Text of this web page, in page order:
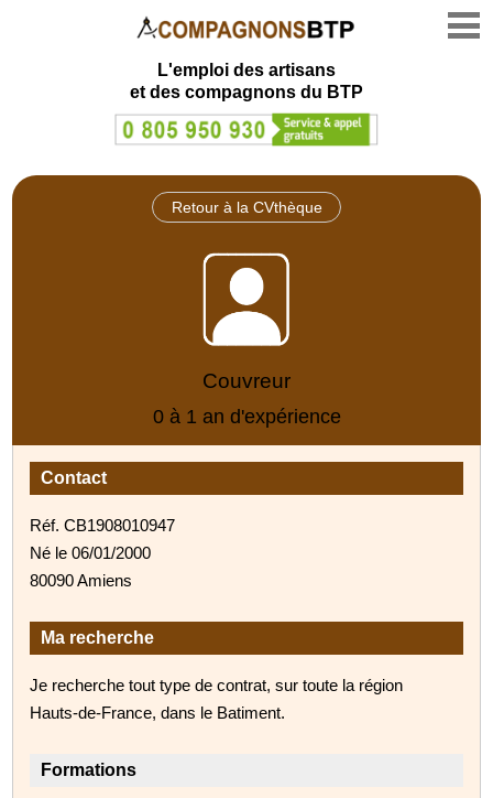
L'emploi des artisans
et des compagnons du BTP
Retour à la CVthèque
Couvreur
0 à 1 an d'expérience
Contact
Réf. CB1908010947
Né le 06/01/2000
80090 Amiens
Ma recherche
Je recherche tout type de contrat, sur toute la région
Hauts-de-France, dans le Batiment.
Formations